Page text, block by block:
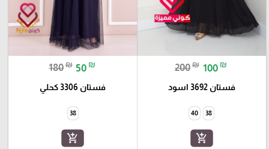
200₪ 100 ₪
فستان 3692 اسود
38
40
add_shopping_cart
180₪ 50 ₪
فستان 3306 كحلي
38
add_shopping_cart